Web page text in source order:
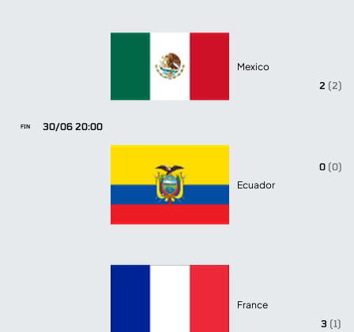
30/06 20:00
FIN
Mexico
Ecuador
2 (2)
0 (0)
France
3 (1)